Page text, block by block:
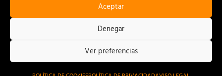
Aceptar
Denegar
Ver preferencias
CONTACTO
AVISO LEGAL
POLÍTICA DE COOKIES